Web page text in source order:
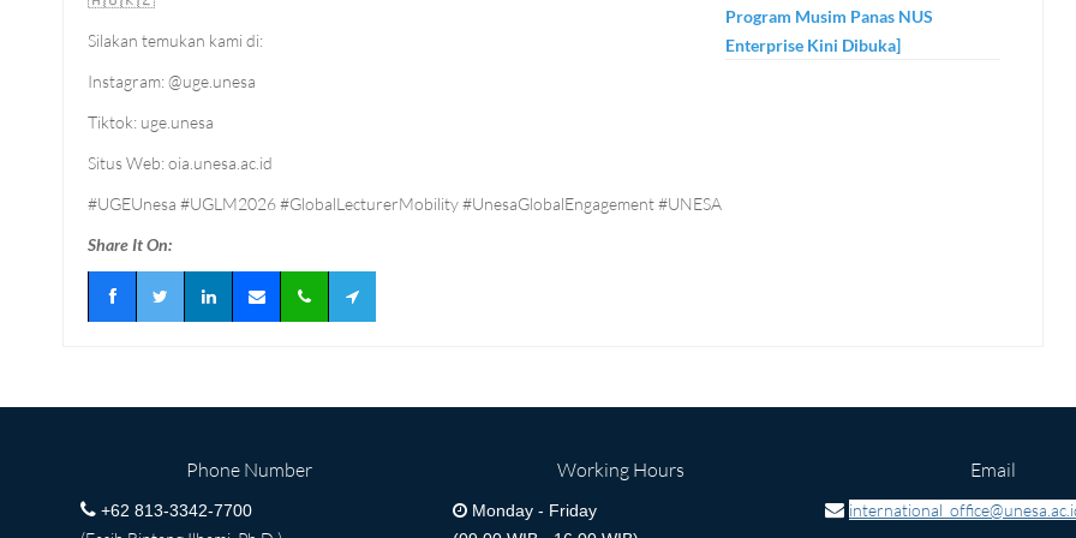
Program Musim Panas NUS
Enterprise Kini Dibuka]
Silakan temukan kami di:
Instagram: @uge.unesa
Tiktok: uge.unesa
Situs Web: oia.unesa.ac.id
#UGEUnesa #UGLM2026 #GlobalLecturerMobility #UnesaGlobalEngagement #UNESA
Share It On:
Phone Number
+62 813-3342-7700
Working Hours
Monday - Friday
Email